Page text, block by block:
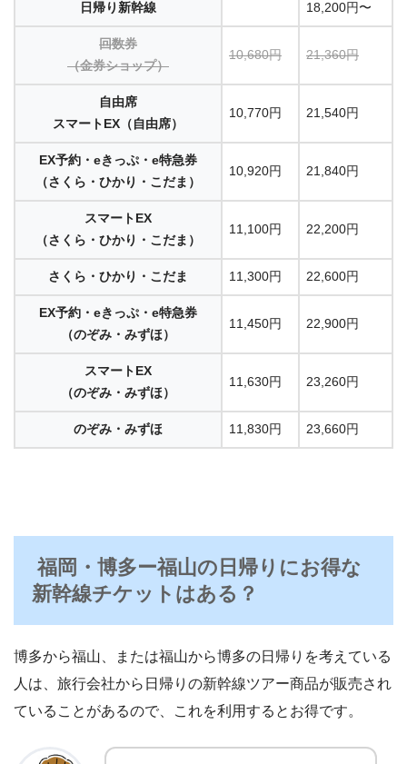
日帰り新幹線 18,200円〜
回数券
（金券ショップ）
10,680円 21,360円
自由席
スマートEX（自由席）
10,770円 21,540円
EX予約・eきっぷ・e特急券
（さくら・ひかり・こだま）
10,920円 21,840円
スマートEX
（さくら・ひかり・こだま）
11,100円 22,200円
さくら・ひかり・こだま 11,300円 22,600円
EX予約・eきっぷ・e特急券
（のぞみ・みずほ）
11,450円 22,900円
スマートEX
（のぞみ・みずほ）
11,630円 23,260円
のぞみ・みずほ 11,830円 23,660円
福岡・博多ー福山の日帰りにお得な
新幹線チケットはある？
博多から福山、または福山から博多の日帰りを考えている
人は、旅行会社から日帰りの新幹線ツアー商品が販売され
ていることがあるので、これを利用するとお得です。